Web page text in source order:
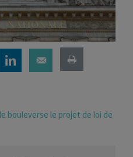
bouleverse le projet de loi de